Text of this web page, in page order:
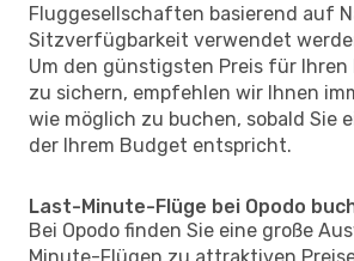
Fluggesellschaften basierend auf
Sitzverfügbarkeit verwendet
Um den günstigsten Preis für Ihren
zu sichern, empfehlen wir Ihnen
wie möglich zu buchen, sobald Sie
der Ihrem Budget entspricht.
Last-Minute-Flüge bei Opodo
Bei Opodo finden Sie eine große